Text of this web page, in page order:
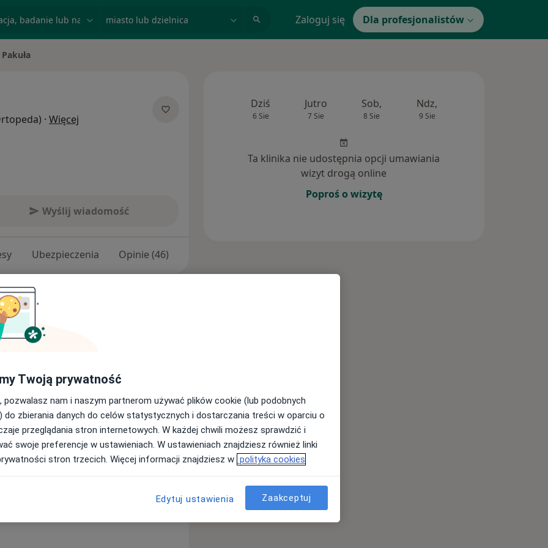
Zaloguj się Dla profesjonalistów
· Więcej
Wyślij wiadomość
Ubezpieczenia Opinie (46)
Uniwersytetu
roku. Obecnie jestem w trakcie
Ruchu w Klinice Ortopedii i
Medycznego w szpitalu
także zajęcia dla kierunku
i zagranicznych. Do moich
i zespoły bólowe kręgosłupa,
Systematycznie pogłębiam
zjazdach i sympozjach w
Dziś
6 Sie
Jutro
7 Sie
Sob,
8 Sie
Ndz,
9 Sie
Ta klinika nie udostępnia opcji umawiania
wizyt drogą online
Poproś o wizytę
Twoją prywatność
pozwalasz nam i naszym partnerom używać plików cookie (lub podobnych
do zbierania danych do celów statystycznych i dostarczania treści w oparciu o
przeglądania stron internetowych. W każdej chwili możesz sprawdzić i
swoje preferencje w ustawieniach. W ustawieniach znajdziesz również linki
stron trzecich. Więcej informacji znajdziesz w polityka cookies
Edytuj ustawienia Zaakceptuj